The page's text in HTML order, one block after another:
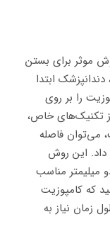
موثر برای بستن
ابتدا
را بر روی
از تکنیک‌های خاص،
می‌توان فاصله
داد. این روش
میلیمتر مناسب
که کامپوزیت
نیاز به